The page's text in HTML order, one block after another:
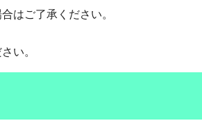
はご了承ください。
い。